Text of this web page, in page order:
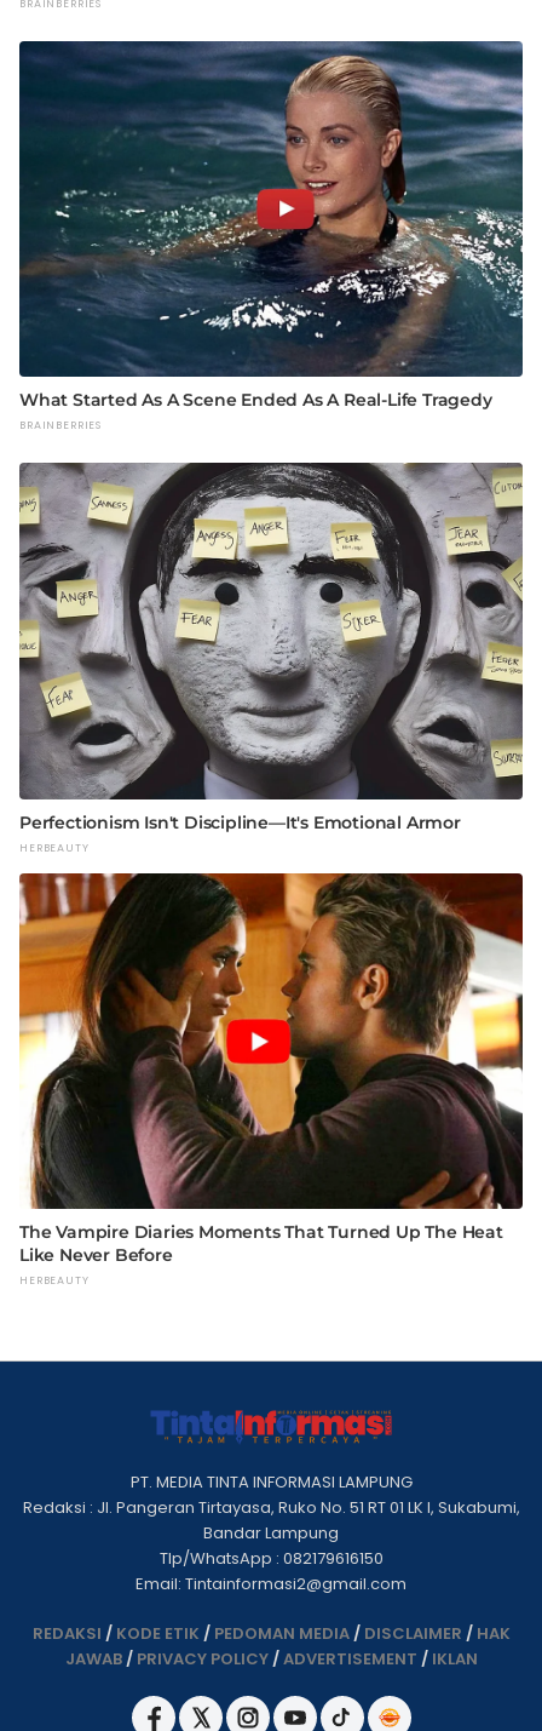
PT. MEDIA TINTA INFORMASI LAMPUNG
Redaksi : Jl. Pangeran Tirtayasa, Ruko No. 51 RT 01 LK I, Sukabumi,
Bandar Lampung
Tlp/WhatsApp : 082179616150
Email: Tintainformasi2@gmail.com
REDAKSI / KODE ETIK / PEDOMAN MEDIA/ DISCLAIMER / HAK
JAWAB/ PRIVACY POLICY/ADVERTISEMENT / IKLAN